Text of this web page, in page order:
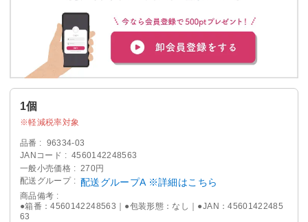
1個
軽減税率対象
品番
96334-03
JANコード
4560142248563
一般小売価格
270円
配送グループ
配送グループA ※詳細はこちら
商品備考
●箱番：4560142248563｜●包装形態：なし｜●JAN：45601422485
63